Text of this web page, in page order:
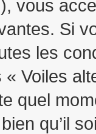
vous
Si
les
« Voiles
quel
qu’il